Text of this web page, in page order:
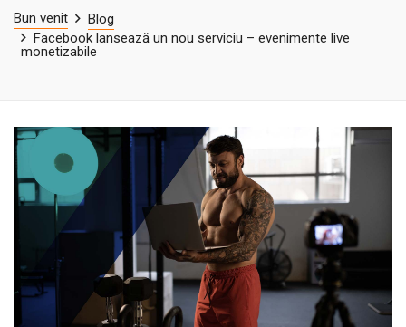
Bun venit
Blog
Facebook lansează un nou serviciu – evenimente live
monetizabile